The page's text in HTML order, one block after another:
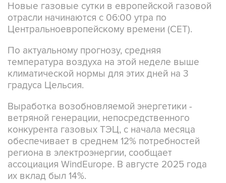
Новые газовые сутки в европейской газовой
отрасли начинаются c 06:00 утра по
Центральноевропейскому времени (CET).
По актуальному прогнозу, средняя
температура воздуха на этой неделе выше
климатической нормы для этих дней на 3
градуса Цельсия.
Выработка возобновляемой энергетики -
ветряной генерации, непосредственного
конкурента газовых ТЭЦ, с начала месяца
обеспечивает в среднем 12% потребностей
региона в электроэнергии, сообщает
ассоциация WindEurope. В августе 2025 года
их вклад был 14%.